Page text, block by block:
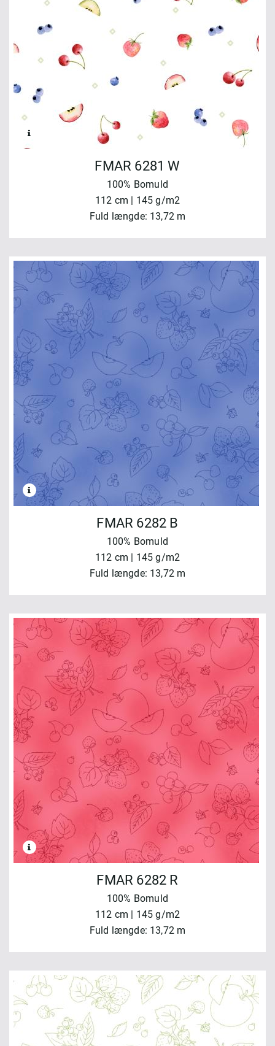
FMAR 6281 W
100% Bomuld
112 cm | 145 g/m2
Fuld længde: 13,72 m
FMAR 6282 B
100% Bomuld
112 cm | 145 g/m2
Fuld længde: 13,72 m
FMAR 6282 R
100% Bomuld
112 cm | 145 g/m2
Fuld længde: 13,72 m